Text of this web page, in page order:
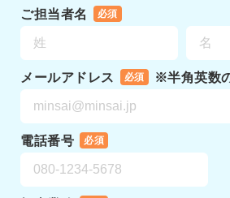
ご担当者名 必須
メールアドレス 必須 ※半角英数
電話番号 必須